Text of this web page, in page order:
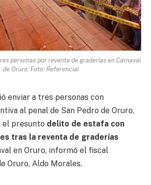
personas por reventa de graderías en Carnaval
de Oruro. Foto: Referencial
enviar a tres personas con
al penal de San Pedro de Oruro,
el presunto delito de estafa con
tras la reventa de graderías
en Oruro, informó el fiscal
Oruro, Aldo Morales.